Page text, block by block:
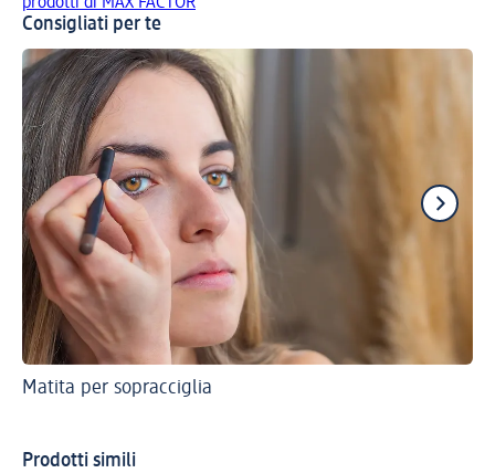
Consigliati per te
Matita per sopracciglia
Prodotti simili